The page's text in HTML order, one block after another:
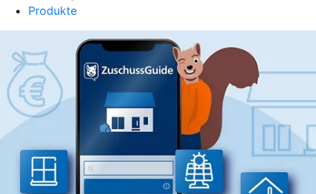
Produkte